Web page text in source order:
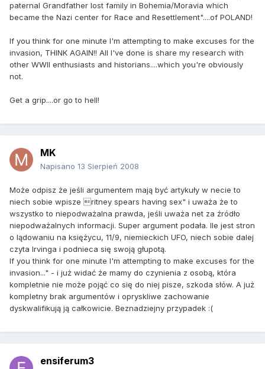
paternal Grandfather lost family in Bohemia/Moravia which
became the Nazi center for Race and Resettlement"....of POLAND!
If you think for one minute I'm attempting to make excuses for the
invasion, THINK AGAIN!! All I've done is share my research with
other WWII enthusiasts and historians....which you're obviously
not.
Get a grip....or go to hell!
MK
Napisano 13 Sierpień 2008
Może odpisz że jeśli argumentem mają być artykuły w necie to
niech sobie wpisze ritney spears having sex" i uważa że to
wszystko to niepodważalna prawda, jeśli uważa net za źródło
niepodważalnych informacji. Super argument podała. Ile jest stron
o lądowaniu na księżycu, 11/9, niemieckich UFO, niech sobie dalej
czyta Irvinga i podnieca się swoją głupotą.
If you think for one minute I'm attempting to make excuses for the
invasion..." - i już widać że mamy do czynienia z osobą, która
kompletnie nie może pojąć co się do niej pisze, szkoda słów. A już
kompletny brak argumentów i opryskliwe zachowanie
dyskwalifikują ją całkowicie. Beznadziejny przypadek :(
ensiferum3